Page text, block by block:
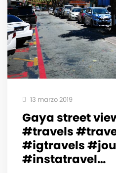
13 marzo 2019
Gaya street
#travels
#igtravels
#instatravel…